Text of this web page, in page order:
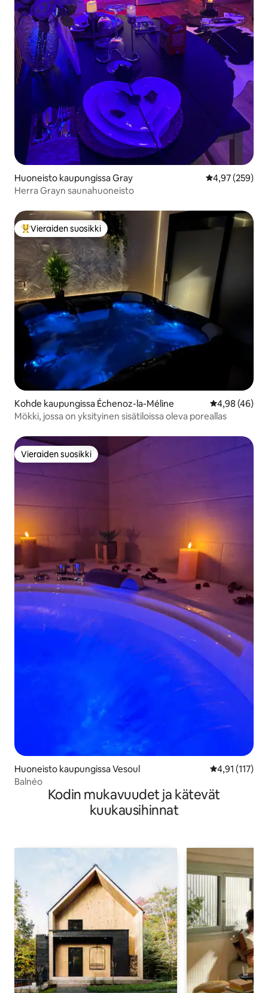
Huoneisto kaupungissa Gray
4,97 (259)
Herra Grayn saunahuoneisto
Vieraiden suosikkien parhaimmistoa
Vieraiden suosikki
Kohde kaupungissa Échenoz-la-Méline
4,98 (46)
Mökki, jossa on yksityinen sisätiloissa oleva poreallas
Vieraiden suosikki
Vieraiden suosikki
Huoneisto kaupungissa Vesoul
4,91 (117)
Balnéo
Kodin mukavuudet ja kätevät
kuukausihinnat